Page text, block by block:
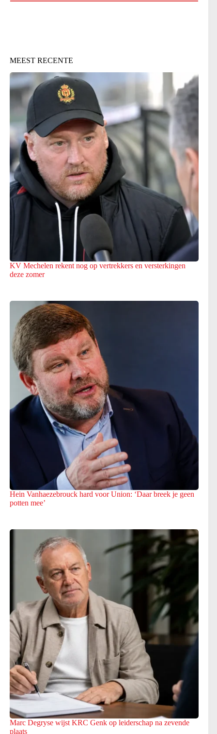
MEEST RECENTE
KV Mechelen rekent nog op vertrekkers en versterkingen
deze zomer
Hein Vanhaezebrouck hard voor Union: ‘Daar breek je geen
potten mee’
Marc Degryse wijst KRC Genk op leiderschap na zevende
plaats